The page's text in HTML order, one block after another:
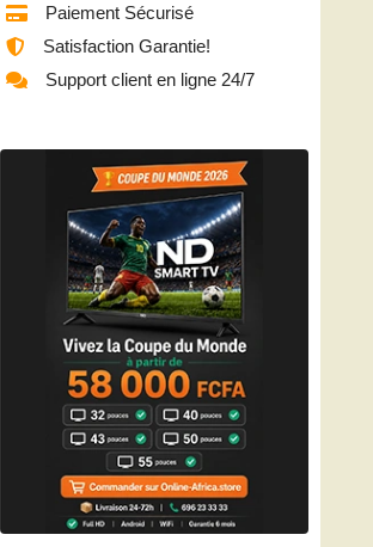
Paiement Sécurisé
Satisfaction Garantie!
Support client en ligne 24/7